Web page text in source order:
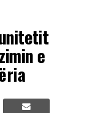
e